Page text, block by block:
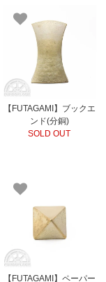
【FUTAGAMI】ブックエ
ンド(分銅)
SOLD OUT
【FUTAGAMI】ペーパー